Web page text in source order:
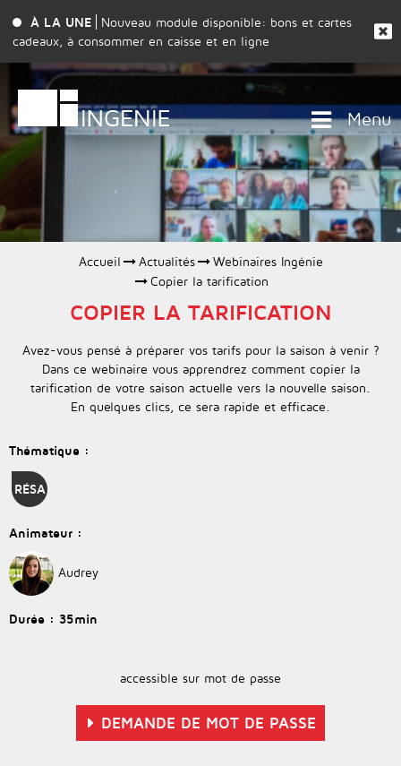
À LA UNE
Nouveau module disponible: bons et cartes
cadeaux, à consommer en caisse et en ligne
Menu
Accueil Actualités
Webinaires Ingénie
Copier la tarification
COPIER LA TARIFICATION
Avez-vous pensé à préparer vos tarifs pour la saison à venir ?
Dans ce webinaire vous apprendrez comment copier la
tarification de votre saison actuelle vers la nouvelle saison.
En quelques clics, ce sera rapide et efficace.
Thématique :
RÉSA
Animateur :
Durée : 35min
accessible sur mot de passe
DEMANDE DE MOT DE PASSE